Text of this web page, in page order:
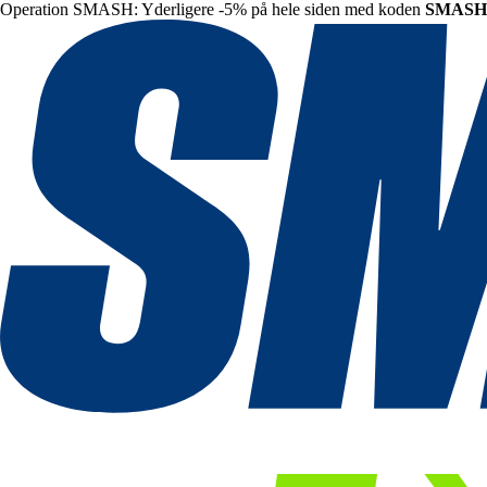
Operation SMASH: Yderligere -5% på hele siden med koden